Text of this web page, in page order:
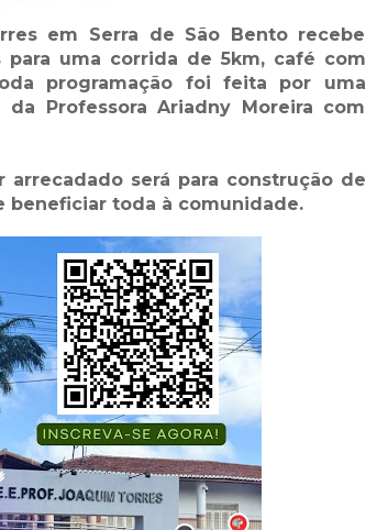
em Serra de São Bento recebe
para uma corrida de 5km, café com
programação foi feita por uma
Professora Ariadny Moreira com
será para construção de
beneficiar toda à comunidade.